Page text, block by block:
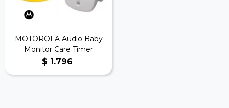
MOTOROLA Audio Baby
Monitor Care Timer
$ 1.796